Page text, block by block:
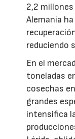
2,2
Alemania
reduciendo
En el
toneladas
cosechas
grandes
intensifica